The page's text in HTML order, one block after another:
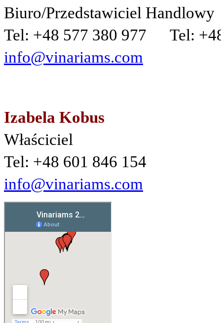
Biuro/Przedstawiciel Handlowy
Tel: +48 577 380 977 Tel:
info@vinariams.com
Izabela Kobus
Właściciel
Tel: +48 601 846 154
info@vinariams.com